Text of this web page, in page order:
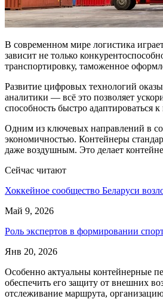
В современном мире логистика
зависит не только
транспортировку, таможенное
Развитие цифровых технологий
аналитики — всё это позволяет
способность быстро
Одним из ключевых направлений в
экономичностью. Контейнеры
даже воздушным. Это делает
Сейчас читают
Хоккейное сообщество Беларуси
Май 9, 2026
Роль экспертов в формировании
Янв 20, 2026
Особенно актуальны контейнерные
обеспечить его защиту от внешних
отслеживание маршрута,